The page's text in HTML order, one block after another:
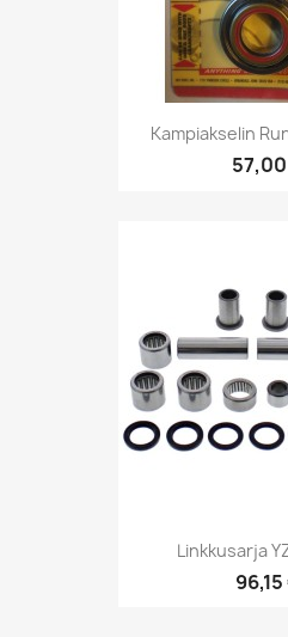
Kampiakselin
Linkkusarja